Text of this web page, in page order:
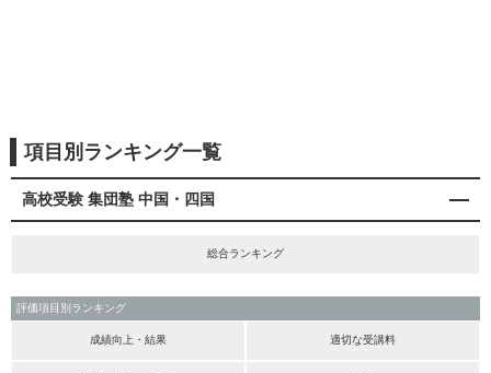
項目別ランキング一覧
高校受験 集団塾 中国・四国
総合ランキング
評価項目別ランキング
成績向上・結果 適切な受講料